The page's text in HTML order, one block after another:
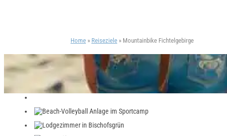
Home » Reiseziele » Mountainbike Fichtelgebirge